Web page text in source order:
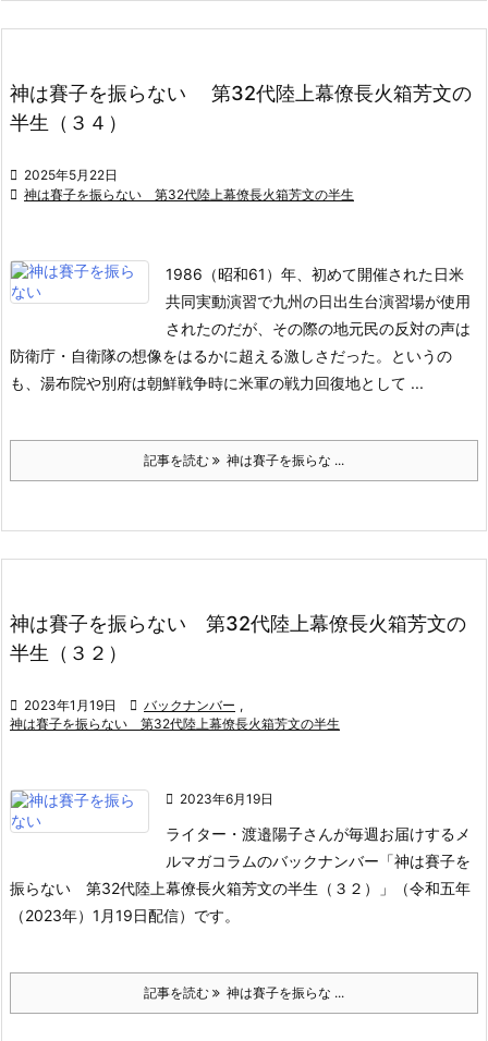
神は賽子を振らない 第32代陸上幕僚長火箱芳文の
半生（３４）
 2025年5月22日
 神は賽子を振らない 第32代陸上幕僚長火箱芳文の半生
1986（昭和61）年、初めて開催された日米
共同実動演習で九州の日出生台演習場が使用
されたのだが、その際の地元民の反対の声は
防衛庁・自衛隊の想像をはるかに超える激しさだった。というの
も、湯布院や別府は朝鮮戦争時に米軍の戦力回復地として ...
記事を読む 神は賽子を振らな ...
神は賽子を振らない 第32代陸上幕僚長火箱芳文の
半生（３２）
 2023年1月19日  バックナンバー ,
神は賽子を振らない 第32代陸上幕僚長火箱芳文の半生
 2023年6月19日
ライター・渡邉陽子さんが毎週お届けするメ
ルマガコラムのバックナンバー「神は賽子を
振らない 第32代陸上幕僚長火箱芳文の半生（３２）」（令和五年
（2023年）1月19日配信）です。
記事を読む 神は賽子を振らな ...